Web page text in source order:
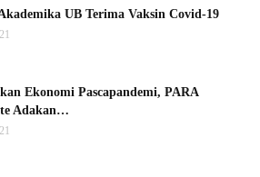
UB Terima Vaksin Covid-19
Ekonomi Pascapandemi, PARA
Adakan…